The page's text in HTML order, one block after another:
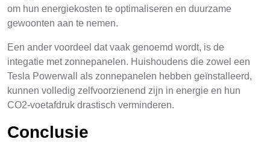
om hun energiekosten te optimaliseren en duurzame
gewoonten aan te nemen.
Een ander voordeel dat vaak genoemd wordt, is de
integatie met zonnepanelen. Huishoudens die zowel een
Tesla Powerwall als zonnepanelen hebben geïnstalleerd,
kunnen volledig zelfvoorzienend zijn in energie en hun
CO2-voetafdruk drastisch verminderen.
Conclusie